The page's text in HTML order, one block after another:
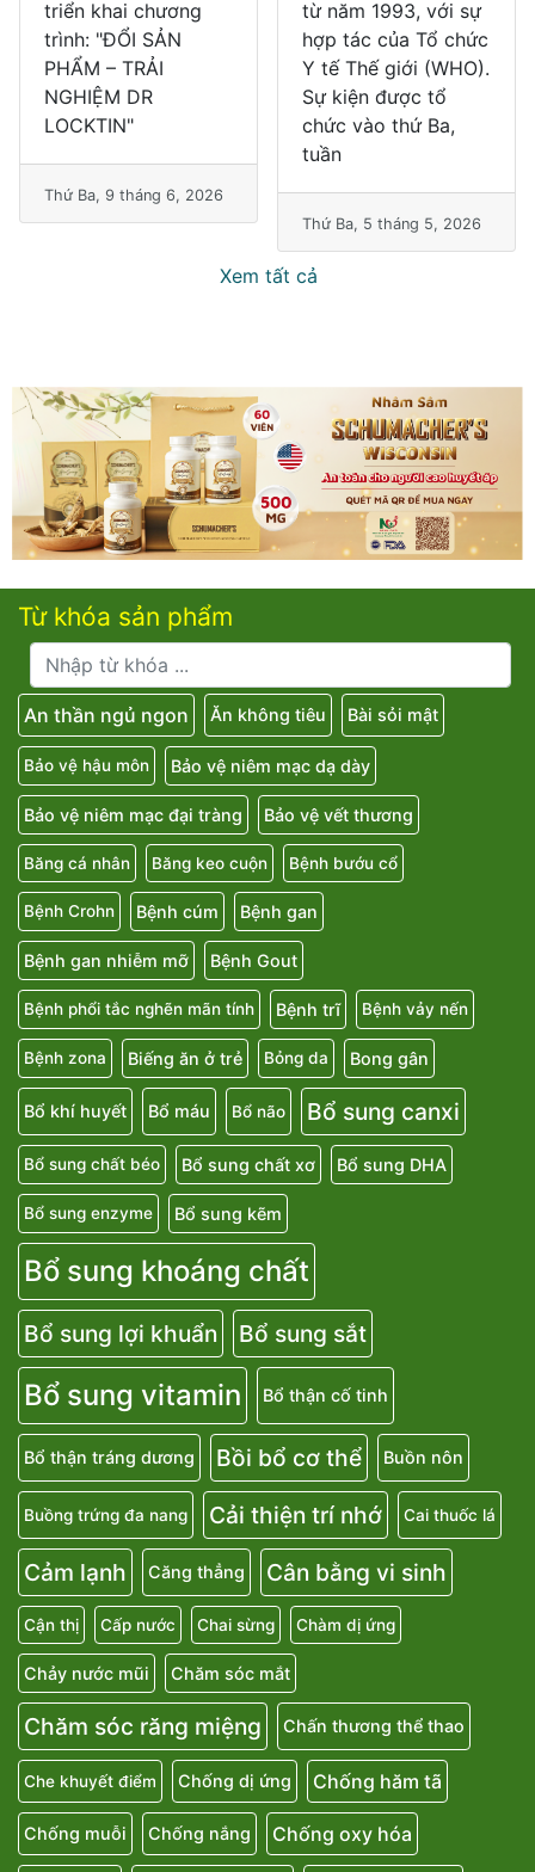
triển khai chương
trình: "ĐỔI SẢN
PHẨM – TRẢI
NGHIỆM DR
LOCKTIN"
Thứ Ba, 9 tháng 6, 2026
từ năm 1993, với sự
hợp tác của Tổ chức
Y tế Thế giới (WHO).
Sự kiện được tổ
chức vào thứ Ba,
tuần
Thứ Ba, 5 tháng 5, 2026
Xem tất cả
Từ khóa sản phẩm
An thần ngủ ngon Ăn không tiêu Bài sỏi mật
Bảo vệ hậu môn Bảo vệ niêm mạc dạ dày
Bảo vệ niêm mạc đại tràng Bảo vệ vết thương
Băng cá nhân Băng keo cuộn Bệnh bướu cổ
Bệnh Crohn Bệnh cúm Bệnh gan
Bệnh gan nhiễm mỡ Bệnh Gout
Bệnh phổi tắc nghẽn mãn tính Bệnh trĩ Bệnh vảy nến
Bệnh zona Biếng ăn ở trẻ Bỏng da Bong gân
Bổ khí huyết Bổ máu Bổ não Bổ sung canxi
Bổ sung chất béo Bổ sung chất xơ Bổ sung DHA
Bổ sung enzyme Bổ sung kẽm
Bổ sung khoáng chất
Bổ sung lợi khuẩn Bổ sung sắt
Bổ sung vitamin Bổ thận cố tinh
Bổ thận tráng dương Bồi bổ cơ thể Buồn nôn
Buồng trứng đa nang Cải thiện trí nhớ Cai thuốc lá
Cảm lạnh Căng thẳng Cân bằng vi sinh
Cận thị Cấp nước Chai sừng Chàm dị ứng
Chảy nước mũi Chăm sóc mắt
Chăm sóc răng miệng Chấn thương thể thao
Che khuyết điểm Chống dị ứng Chống hăm tã
Chống muỗi Chống nắng Chống oxy hóa